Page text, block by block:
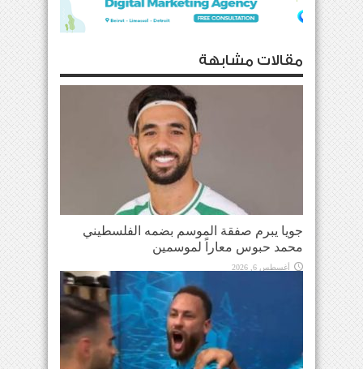
مقالات مشابهة
جويا يبرم صفقة الموسم بضمه الفلسطيني
محمد حبوس معاراً لموسمين
أغسطس 6, 2026